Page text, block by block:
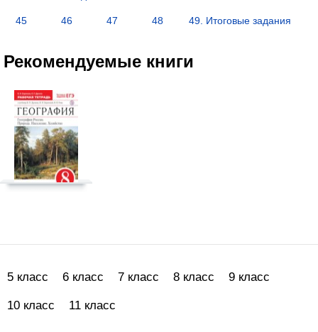
45 46 47 48 49. Итоговые задания
Рекомендуемые книги
5 класс 6 класс 7 класс 8 класс 9 класс
10 класс 11 класс